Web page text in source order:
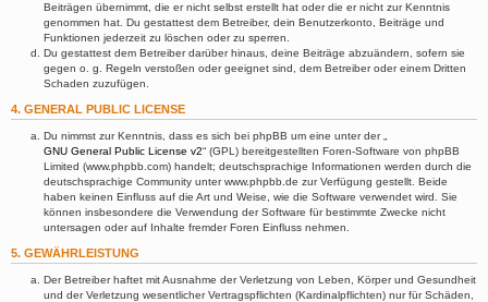
Beiträgen übernimmt, die er nicht selbst erstellt hat oder die er nicht zur Kenntnis
genommen hat. Du gestattest dem Betreiber, dein Benutzerkonto, Beiträge und
Funktionen jederzeit zu löschen oder zu sperren.
Du gestattest dem Betreiber darüber hinaus, deine Beiträge abzuändern, sofern sie
gegen o. g. Regeln verstoßen oder geeignet sind, dem Betreiber oder einem Dritten
Schaden zuzufügen.
4. GENERAL PUBLIC LICENSE
Du nimmst zur Kenntnis, dass es sich bei phpBB um eine unter der „
GNU General Public License v2“ (GPL) bereitgestellten Foren-Software von phpBB
Limited (www.phpbb.com) handelt; deutschsprachige Informationen werden durch die
deutschsprachige Community unter www.phpbb.de zur Verfügung gestellt. Beide
haben keinen Einfluss auf die Art und Weise, wie die Software verwendet wird. Sie
können insbesondere die Verwendung der Software für bestimmte Zwecke nicht
untersagen oder auf Inhalte fremder Foren Einfluss nehmen.
5. GEWÄHRLEISTUNG
Der Betreiber haftet mit Ausnahme der Verletzung von Leben, Körper und Gesundheit
und der Verletzung wesentlicher Vertragspflichten (Kardinalpflichten) nur für Schäden,